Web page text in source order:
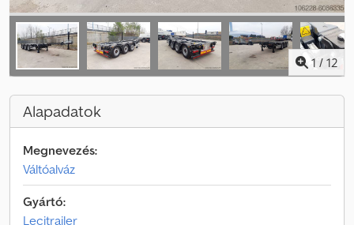
1 / 12
Alapadatok
Megnevezés:
Váltóalváz
Gyártó:
Lecitrailer